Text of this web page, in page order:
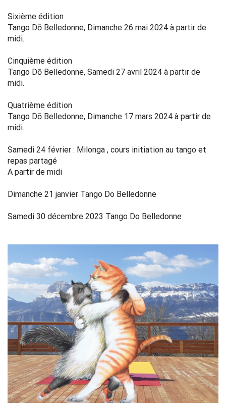
Sixième édition
Tango Dō Belledonne, Dimanche 26 mai 2024 à partir de
midi.
Cinquième édition
Tango Dō Belledonne, Samedi 27 avril 2024 à partir de
midi.
Quatrième édition
Tango Dō Belledonne, Dimanche 17 mars 2024 à partir de
midi.
Samedi 24 février : Milonga , cours initiation au tango et
repas partagé
A partir de midi
Dimanche 21 janvier Tango Do Belledonne
Samedi 30 décembre 2023 Tango Do Belledonne